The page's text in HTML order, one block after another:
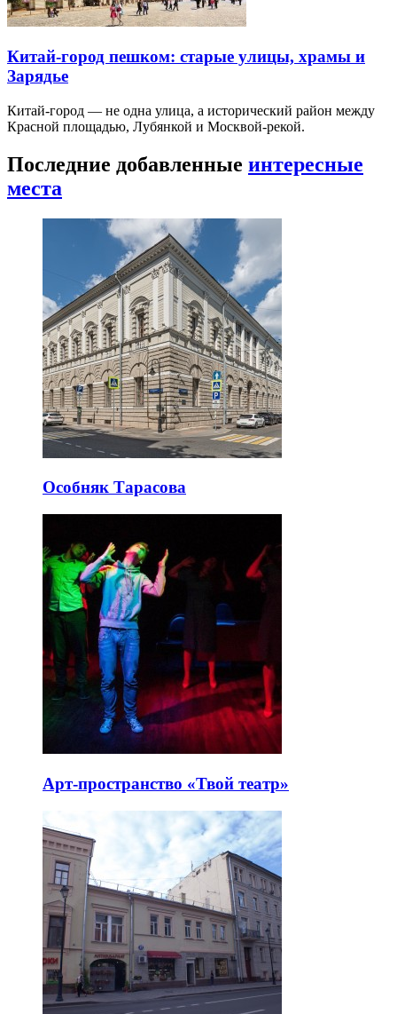
Китай-город пешком: старые улицы, храмы и
Зарядье
Китай-город — не одна улица, а исторический район между
Красной площадью, Лубянкой и Москвой-рекой.
Последние добавленные интересные
места
Особняк Тарасова
Арт-пространство «Твой театр»